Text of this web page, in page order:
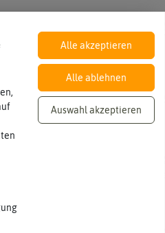
ca. 25 Korn Saat pro Tüte
Wie viel ist enthalten
werden kategorisiert in: einjährig,
oder mehrjährig.
Abstand sollten die Pflanzen voneinander
Alle akzeptieren
Alle ablehnen
Auswahl akzeptieren